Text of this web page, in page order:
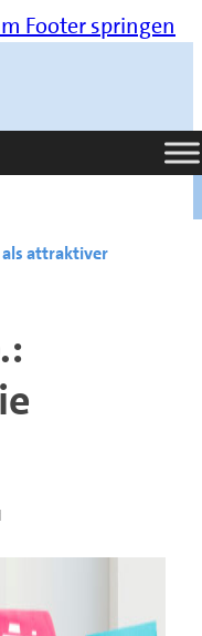
Footer springen
als attraktiver